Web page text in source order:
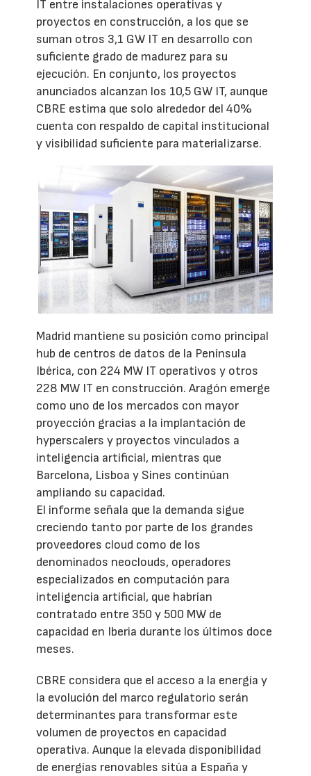
IT entre instalaciones operativas y
proyectos en construcción, a los que se
suman otros 3,1 GW IT en desarrollo con
suficiente grado de madurez para su
ejecución. En conjunto, los proyectos
anunciados alcanzan los 10,5 GW IT, aunque
CBRE estima que solo alrededor del 40%
cuenta con respaldo de capital institucional
y visibilidad suficiente para materializarse.
Madrid mantiene su posición como principal
hub de centros de datos de la Península
Ibérica, con 224 MW IT operativos y otros
228 MW IT en construcción. Aragón emerge
como uno de los mercados con mayor
proyección gracias a la implantación de
hyperscalers y proyectos vinculados a
inteligencia artificial, mientras que
Barcelona, Lisboa y Sines continúan
ampliando su capacidad.
El informe señala que la demanda sigue
creciendo tanto por parte de los grandes
proveedores cloud como de los
denominados neoclouds, operadores
especializados en computación para
inteligencia artificial, que habrían
contratado entre 350 y 500 MW de
capacidad en Iberia durante los últimos doce
meses.
CBRE considera que el acceso a la energía y
la evolución del marco regulatorio serán
determinantes para transformar este
volumen de proyectos en capacidad
operativa. Aunque la elevada disponibilidad
de energías renovables sitúa a España y